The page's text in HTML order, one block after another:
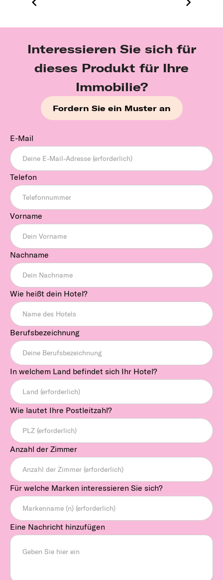
Interessieren Sie sich für
dieses Produkt für Ihre
Immobilie?
Fordern Sie ein Muster an
E-Mail
Telefon
Vorname
Nachname
Wie heißt dein Hotel?
Berufsbezeichnung
In welchem Land befindet sich Ihr Hotel?
Wie lautet Ihre Postleitzahl?
Anzahl der Zimmer
Für welche Marken interessieren Sie sich?
Eine Nachricht hinzufügen